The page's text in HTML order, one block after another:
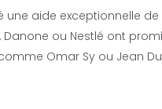
aide exceptionnelle de
ou Nestlé ont
Omar Sy ou Jean